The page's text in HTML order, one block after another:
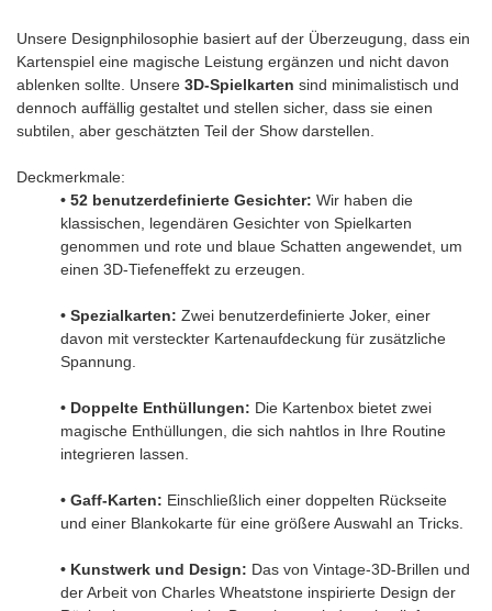
Unsere Designphilosophie basiert auf der Überzeugung, dass ein
Kartenspiel eine magische Leistung ergänzen und nicht davon
ablenken sollte. Unsere 3D-Spielkarten sind minimalistisch und
dennoch auffällig gestaltet und stellen sicher, dass sie einen
subtilen, aber geschätzten Teil der Show darstellen.
Deckmerkmale:
• 52 benutzerdefinierte Gesichter: Wir haben die
klassischen, legendären Gesichter von Spielkarten
genommen und rote und blaue Schatten angewendet, um
einen 3D-Tiefeneffekt zu erzeugen.
• Spezialkarten: Zwei benutzerdefinierte Joker, einer
davon mit versteckter Kartenaufdeckung für zusätzliche
Spannung.
• Doppelte Enthüllungen: Die Kartenbox bietet zwei
magische Enthüllungen, die sich nahtlos in Ihre Routine
integrieren lassen.
• Gaff-Karten: Einschließlich einer doppelten Rückseite
und einer Blankokarte für eine größere Auswahl an Tricks.
• Kunstwerk und Design: Das von Vintage-3D-Brillen und
der Arbeit von Charles Wheatstone inspirierte Design der